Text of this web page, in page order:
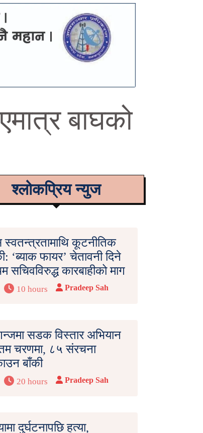
बाघको
श्लोकप्रिय न्युज
स्वतन्त्रतामाथि कूटनीतिक
‘ब्याक फायर’ चेतावनी दिने
सचिवविरुद्ध कारबाहीको माग
10 hours Pradeep Sah
सडक विस्तार अभियान
चरणमा, ८५ संरचना
बाँकी
20 hours Pradeep Sah
दुर्घटनापछि हत्या,